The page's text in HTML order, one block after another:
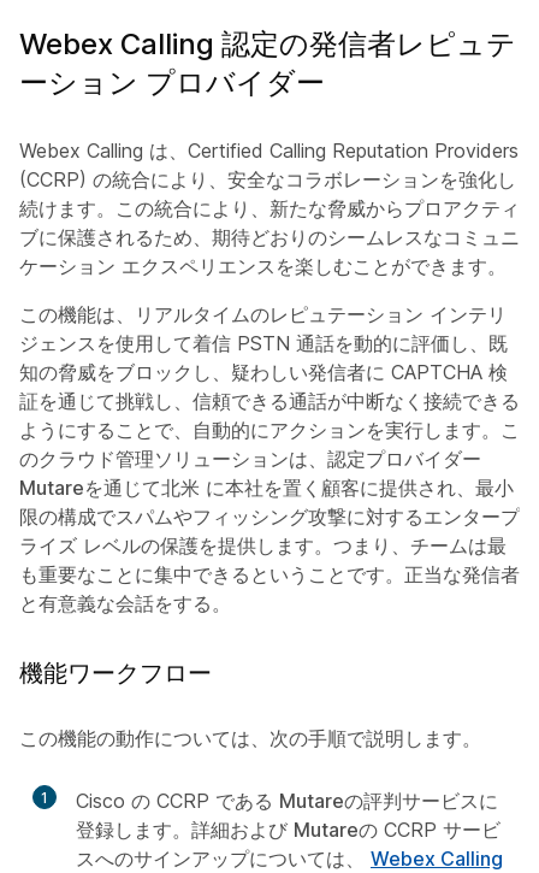
Webex Calling 認定の発信者レピュテ
ーション プロバイダー
Webex Calling は、Certified Calling Reputation Providers
(CCRP) の統合により、安全なコラボレーションを強化し
続けます。この統合により、新たな脅威からプロアクティ
ブに保護されるため、期待どおりのシームレスなコミュニ
ケーション エクスペリエンスを楽しむことができます。
この機能は、リアルタイムのレピュテーション インテリ
ジェンスを使用して着信 PSTN 通話を動的に評価し、既
知の脅威をブロックし、疑わしい発信者に CAPTCHA 検
証を通じて挑戦し、信頼できる通話が中断なく接続できる
ようにすることで、自動的にアクションを実行します。こ
のクラウド管理ソリューションは、認定プロバイダー
Mutareを通じて北米 に本社を置く顧客に提供され、最小
限の構成でスパムやフィッシング攻撃に対するエンタープ
ライズ レベルの保護を提供します。つまり、チームは最
も重要なことに集中できるということです。正当な発信者
と有意義な会話をする。
機能ワークフロー
この機能の動作については、次の手順で説明します。
1 Cisco の CCRP である Mutareの評判サービスに
登録します。詳細および Mutareの CCRP サービ
スへのサインアップについては、 Webex Calling